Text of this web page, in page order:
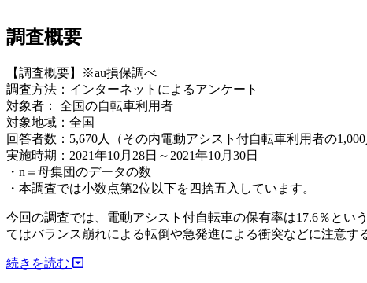
調査概要
【調査概要】※au損保調べ
調査方法：インターネットによるアンケート
対象者： 全国の自転車利用者
対象地域：全国
回答者数：5,670人（その内電動アシスト付自転車利用者の
実施時期：2021年10月28日～2021年10月30日
・n＝母集団のデータの数
・本調査では小数点第2位以下を四捨五入しています。
今回の調査では、電動アシスト付自転車の保有率は17.6％と
てはバランス崩れによる転倒や急発進による衝突などに注意
続きを読む